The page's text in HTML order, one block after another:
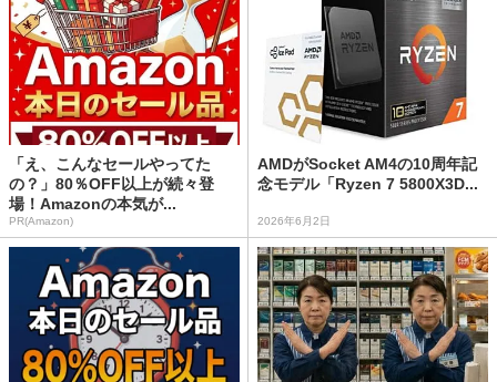
「え、こんなセールやってた
の？」80％OFF以上が続々登
場！Amazonの本気が...
PR(Amazon)
AMDがSocket AM4の10周年記
念モデル「Ryzen 7 5800X3D...
2026年6月2日